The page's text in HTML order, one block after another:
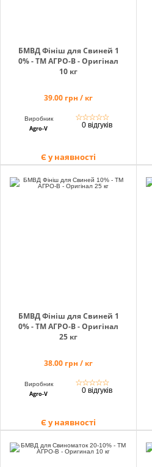
БМВД Фініш для Свиней 1
0% - ТМ АГРО-В - Оригінал
10 кг
39.00 грн / кг
Виробник
Agro-V
☆☆☆☆☆
0 відгуків
Є у наявності
БМВД Фініш для Свиней 1
0% - ТМ АГРО-В - Оригінал
25 кг
38.00 грн / кг
Виробник
Agro-V
☆☆☆☆☆
0 відгуків
Є у наявності